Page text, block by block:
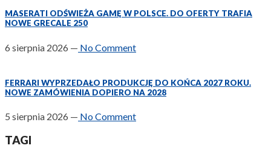
MASERATI ODŚWIEŻA GAMĘ W POLSCE. DO OFERTY TRAFIA
NOWE GRECALE 250
6 sierpnia 2026 — No Comment
FERRARI WYPRZEDAŁO PRODUKCJĘ DO KOŃCA 2027 ROKU.
NOWE ZAMÓWIENIA DOPIERO NA 2028
5 sierpnia 2026 — No Comment
TAGI